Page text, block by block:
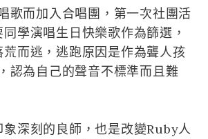
歌而加入合唱團，第一次社團活
學演唱生日快樂歌作為篩選，
而逃，逃跑原因是作為聾人孩
認為自己的聲音不標準而且難
深刻的良師，也是改變Ruby人